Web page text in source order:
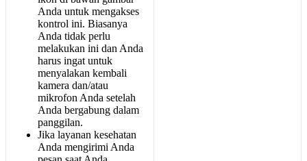
Anda untuk mengakses
kontrol ini. Biasanya
Anda tidak perlu
melakukan ini dan Anda
harus ingat untuk
menyalakan kembali
kamera dan/atau
mikrofon Anda setelah
Anda bergabung dalam
panggilan.
Jika layanan kesehatan
Anda mengirimi Anda